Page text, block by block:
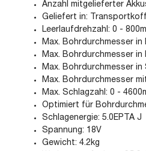
Anzahl mitgelieferter
Geliefert in:
Leerlaufdrehzahl: 0 -
Max. Bohrdurchmesser in
Max. Bohrdurchmesser in
Max. Bohrdurchmesser in
Max. Bohrdurchmesser
Max. Schlagzahl: 0 -
Optimiert für
Schlagenergie: 5.0EPTA J
Spannung: 18V
Gewicht: 4.2kg